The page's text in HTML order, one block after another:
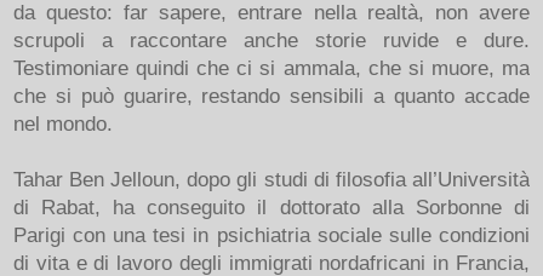
da questo: far sapere, entrare nella realtà, non avere
scrupoli a raccontare anche storie ruvide e dure.
Testimoniare quindi che ci si ammala, che si muore, ma
che si può guarire, restando sensibili a quanto accade
nel mondo.
Tahar Ben Jelloun, dopo gli studi di filosofia all’Università
di Rabat, ha conseguito il dottorato alla Sorbonne di
Parigi con una tesi in psichiatria sociale sulle condizioni
di vita e di lavoro degli immigrati nordafricani in Francia,